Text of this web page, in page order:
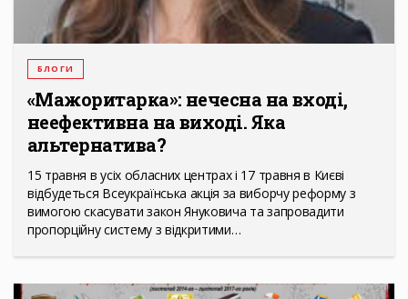
БЛОГИ
«Мажоритарка»: нечесна на вході,
неефективна на виході. Яка
альтернатива?
15 травня в усіх обласних центрах і 17 травня в Києві
відбудеться Всеукраїнська акція за виборчу реформу з
вимогою скасувати закон Януковича та запровадити
пропорційну систему з відкритими…